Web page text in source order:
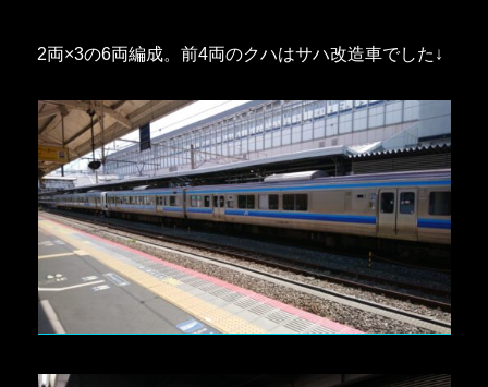
2両×3の6両編成。前4両のクハはサハ改造車でした↓